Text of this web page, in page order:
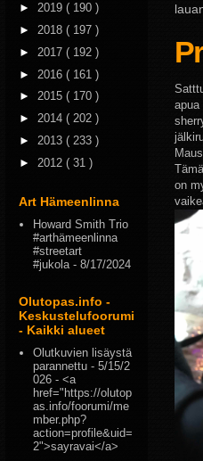
apua
on
► 2019 ( 190 )
► 2018 ( 197 )
► 2017 ( 192 )
► 2016 ( 161 )
► 2015 ( 170 )
► 2014 ( 202 )
► 2013 ( 233 )
► 2012 ( 31 )
Art Hämeenlinna
Howard Smith Trio
#arthämeenlinna
#streetart
#jukola- 8/17/2024
Olutopas.info -
Keskustelufoorumi
- Kaikki alueet
Olutkuvien lisäystä
parannettu - 5/15/2
026 - <a
href="https://olutop
as.info/foorumi/me
mber.php?
action=profile&uid=
2">sayravai</a>